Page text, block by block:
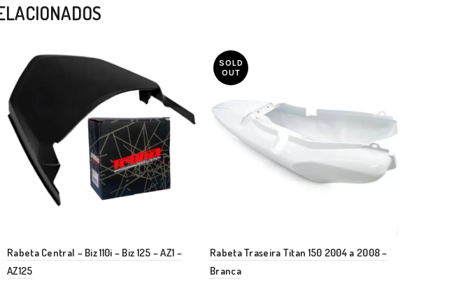
Rabeta Central – Biz 110i – Biz 125 – AZ1 –
AZ125
SOLD
OUT
Rabeta Traseira Titan 150 2004 a 2008 –
Branca